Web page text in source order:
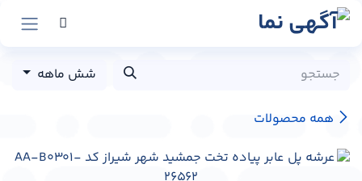
پرش به محتوا
همه محصولات
شش ماهه